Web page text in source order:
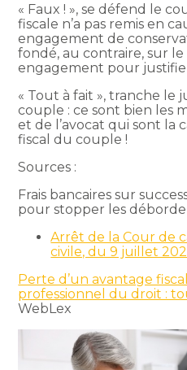
« Faux ! », se défend le
fiscale n’a pas remis en
engagement de
fondé, au contraire, sur
engagement pour
« Tout à fait », tranche le
couple : ce sont bien les
et de l’avocat qui sont la
fiscal du couple !
Sources :
Frais bancaires sur
pour stopper les
Arrêt de la Cour de
civile, du 9 juillet
Perte d’un avantage
professionnel du droit :
WebLex